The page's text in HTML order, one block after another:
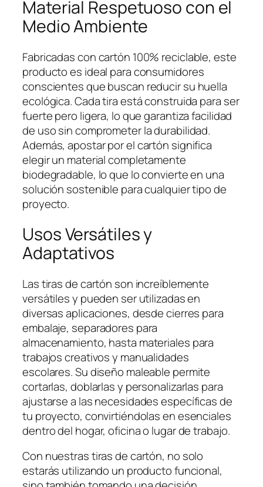
Material Respetuoso con el
Medio Ambiente
Fabricadas con cartón 100% reciclable, este
producto es ideal para consumidores
conscientes que buscan reducir su huella
ecológica. Cada tira está construida para ser
fuerte pero ligera, lo que garantiza facilidad
de uso sin comprometer la durabilidad.
Además, apostar por el cartón significa
elegir un material completamente
biodegradable, lo que lo convierte en una
solución sostenible para cualquier tipo de
proyecto.
Usos Versátiles y
Adaptativos
Las tiras de cartón son increíblemente
versátiles y pueden ser utilizadas en
diversas aplicaciones, desde cierres para
embalaje, separadores para
almacenamiento, hasta materiales para
trabajos creativos y manualidades
escolares. Su diseño maleable permite
cortarlas, doblarlas y personalizarlas para
ajustarse a las necesidades específicas de
tu proyecto, convirtiéndolas en esenciales
dentro del hogar, oficina o lugar de trabajo.
Con nuestras tiras de cartón, no solo
estarás utilizando un producto funcional,